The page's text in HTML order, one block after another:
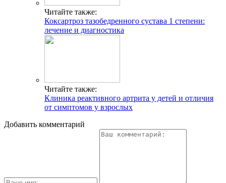
Читайте также:
Коксартроз тазобедренного сустава 1 степени:
лечение и диагностика
Читайте также:
Клиника реактивного артрита у детей и отличия
от симптомов у взрослых
Добавить комментарий